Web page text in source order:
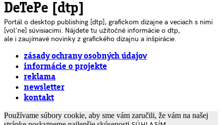
DeTePe [dtp]
Portál o desktop publishing [dtp], grafickom dizajne a veciach s nimi
[voľne] súvisiacimi. Nájdete tu užitočné informácie o dtp,
ale i zaujímavé novinky z grafického dizajnu a inšpirácie.
zásady ochrany osobných údajov
informácie o projekte
reklama
newsletter
kontakt
Používame súbory cookie, aby sme vám zaručili, že vám na našej